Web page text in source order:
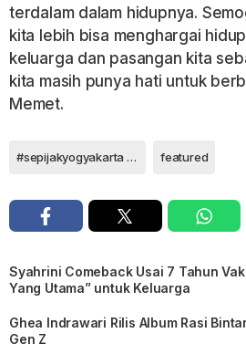
terdalam dalam hidupnya.
kita lebih bisa menghargai
keluarga dan pasangan kita
kita masih punya hati untuk
Memet.
#sepijakyogyakarta #sepijak #bertahan featured
Syahrini Comeback Usai 7 Tahun
Yang Utama” untuk Keluarga
Ghea Indrawari Rilis Album Rasi
Gen Z